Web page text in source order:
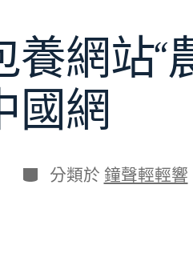
網站“
國網
分
類
分類於 鐘聲輕輕響